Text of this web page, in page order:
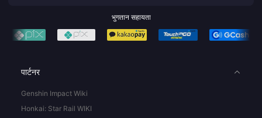
भुगतान सहायता
पार्टनर
Genshin Impact Wiki
Honkai: Star Rail WIKI